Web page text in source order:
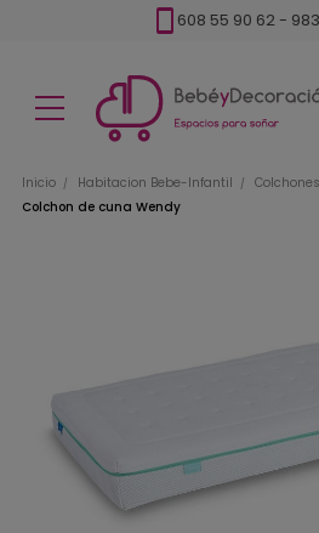
608 55 90 62 -
Inicio Habitacion Bebe-Infantil
Colchon de cuna Wendy